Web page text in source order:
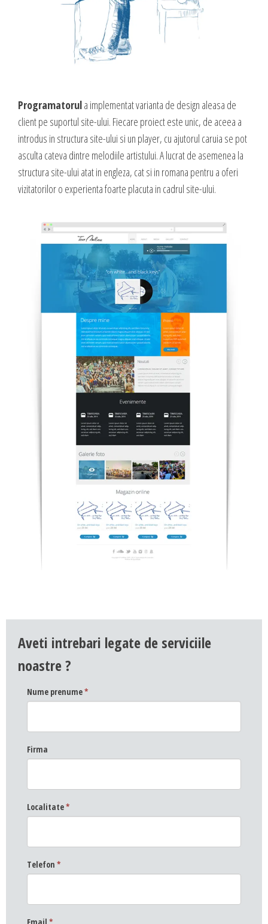
Programatorula implementat varianta de design aleasa de
client pe suportul site-ului. Fiecare proiect este unic, de aceea a
introdus in structura site-ului si un player, cu ajutorul caruia se pot
asculta cateva dintre melodiile artistului. A lucrat de asemenea la
structura site-ului atat in engleza, cat si in romana pentru a oferi
vizitatorilor o experienta foarte placuta in cadrul site-ului.
Aveti intrebari legate de serviciile
noastre ?
Nume prenume*
Firma
Localitate*
Telefon *